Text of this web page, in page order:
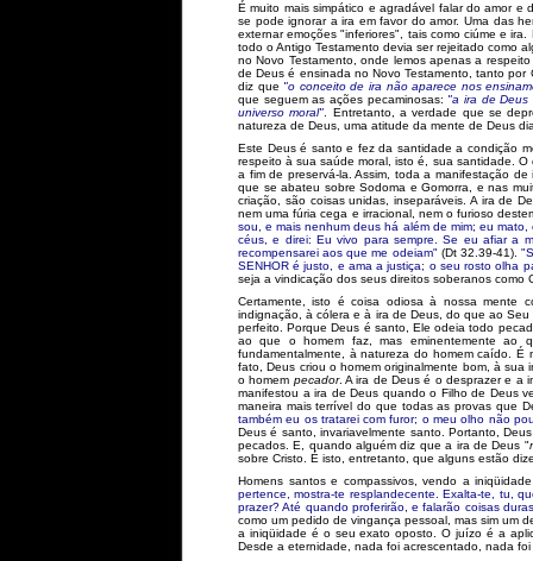
É muito mais simpático e agradável falar do amor
se pode ignorar a ira em favor do amor. Uma das
externar emoções "inferiores", tais como ciúme e
todo o Antigo Testamento devia ser rejeitado como
no Novo Testamento, onde lemos apenas a
de Deus é ensinada no Novo Testamento, tanto
diz que "o conceito de ira não aparece nos
que seguem as ações pecaminosas: "a ira de Deus
universo moral" . Entretanto, a verdade que se
natureza de Deus, uma atitude da mente de Deus
Este Deus é santo e fez da santidade a condição
respeito à sua saúde moral, isto é, sua santidade.
a fim de preservá-la. Assim, toda a manifestação
que se abateu sobre Sodoma e Gomorra, e nas
criação, são coisas unidas, inseparáveis. A ira de
nem uma fúria cega e irracional, nem o furioso
sou, e mais nenhum deus há além de mim; eu
céus, e direi: Eu vivo para sempre. Se eu afiar a
recompensarei aos que me odeiam"(Dt 32.39-41).
SENHOR é justo, e ama a justiça; o seu rosto olha
seja a vindicação dos seus direitos soberanos como
Certamente, isto é coisa odiosa à nossa mente
indignação, à cólera e à ira de Deus, do que ao
perfeito. Porque Deus é santo, Ele odeia todo
ao que o homem faz, mas eminentemente ao
fundamentalmente, à natureza do homem caído. É
fato, Deus criou o homem originalmente bom, à
o homem pecador. A ira de Deus é o desprazer e a
manifestou a ira de Deus quando o Filho de Deus
maneira mais terrível do que todas as provas que
também eu os tratarei com furor; o meu olho não
Deus é santo, invariavelmente santo. Portanto,
pecados. E, quando alguém diz que a ira de Deus "
sobre Cristo. É isto, entretanto, que alguns estão
Homens santos e compassivos, vendo a
pertence, mostra-te resplandecente. Exalta-te, tu,
prazer? Até quando proferirão, e falarão coisas
como um pedido de vingança pessoal, mas sim um
a iniqüidade é o seu exato oposto. O juízo é a
Desde a eternidade, nada foi acrescentado, nada